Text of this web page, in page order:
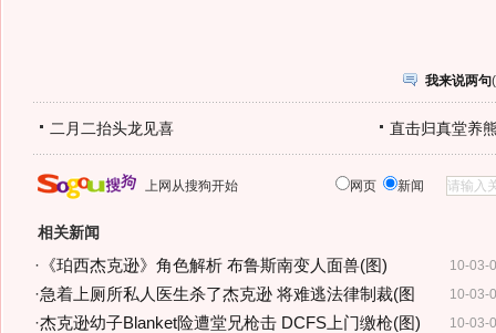
我来说两句(
二月二抬头龙见喜 直击归真堂养
上网从搜狗开始 网页 新闻
相关新闻
10-03-
· 《珀西杰克逊》角色解析 布鲁斯南变人面兽(图)
10-03-
·急着上厕所私人医生杀了杰克逊 将难逃法律制裁(图
10-03-
·杰克逊幼子Blanket险遭堂兄枪击 DCFS上门缴枪(图)